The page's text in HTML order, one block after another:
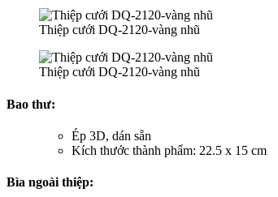
Thiệp cưới DQ-2120-vàng nhũ
Thiệp cưới DQ-2120-vàng nhũ
Bao thư:
Ép 3D, dán sẵn
Kích thước thành phẩm: 22.5 x 15 cm
Bìa ngoài thiệp: